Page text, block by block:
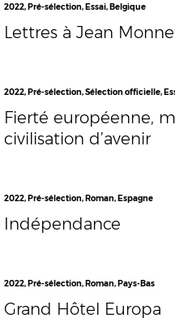
2022,Pré-sélection,Essai,Belgique
Lettres à Jean
2022,Pré-sélection,Sélection officielle,
Fierté européenne,
civilisation d’avenir
2022,Pré-sélection,Roman,Espagne
Indépendance
2022,Pré-sélection,Roman,Pays-Bas
Grand Hôtel Europa